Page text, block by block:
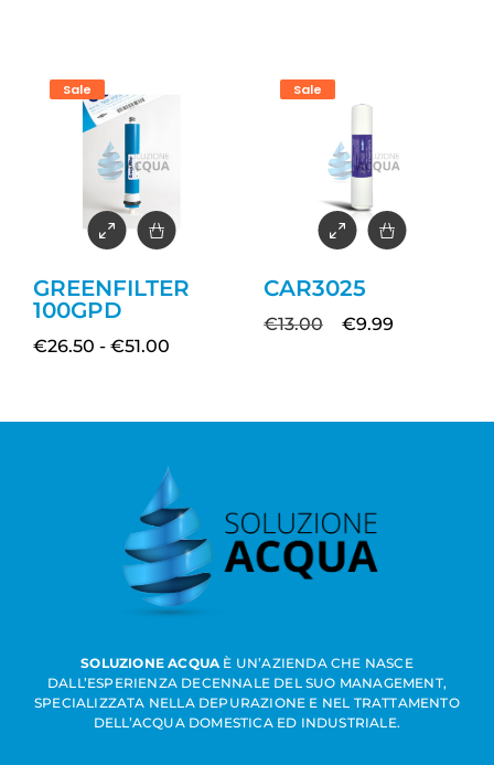
Sale
GREENFILTER
100GPD
€26.50 - €51.00
Sale
CAR3025
€13.00 €9.99
SOLUZIONE ACQUA È UN’AZIENDA CHE NASCE
DALL’ESPERIENZA DECENNALE DEL SUO MANAGEMENT,
SPECIALIZZATA NELLA DEPURAZIONE E NEL TRATTAMENTO
DELL’ACQUA DOMESTICA ED INDUSTRIALE.